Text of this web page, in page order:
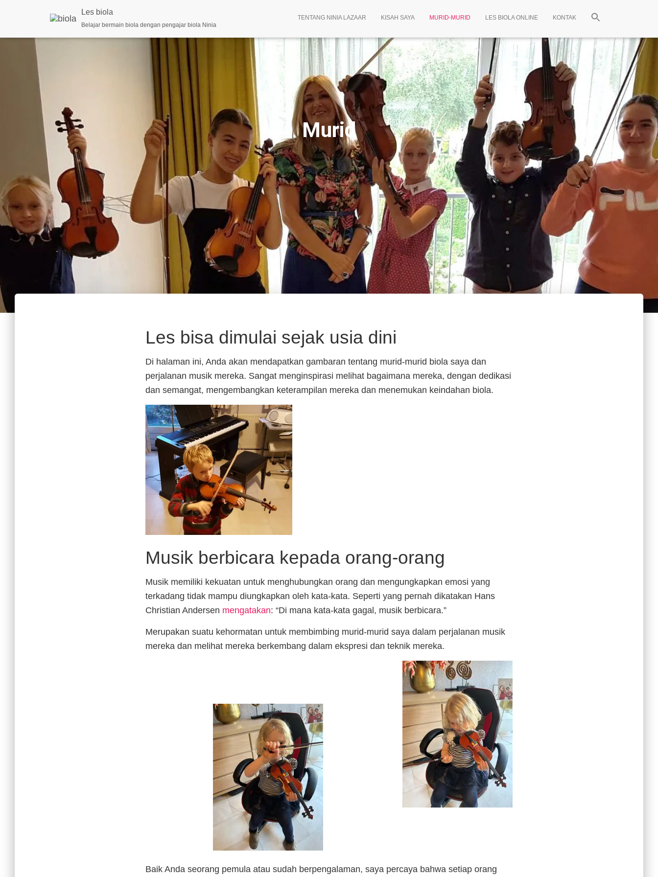
Les biola
Belajar bermain biola dengan pengajar biola Ninia
TENTANG NINIA LAZAAR KISAH SAYA MURID-MURID LES BIOLA ONLINE KONTAK
Murid
Les bisa dimulai sejak usia dini
Di halaman ini, Anda akan mendapatkan gambaran tentang murid-murid biola saya dan
perjalanan musik mereka. Sangat menginspirasi melihat bagaimana mereka, dengan dedikasi
dan semangat, mengembangkan keterampilan mereka dan menemukan keindahan biola.
Musik berbicara kepada orang-orang
Musik memiliki kekuatan untuk menghubungkan orang dan mengungkapkan emosi yang
terkadang tidak mampu diungkapkan oleh kata-kata. Seperti yang pernah dikatakan Hans
Christian Andersen mengatakan: “Di mana kata-kata gagal, musik berbicara.”
Merupakan suatu kehormatan untuk membimbing murid-murid saya dalam perjalanan musik
mereka dan melihat mereka berkembang dalam ekspresi dan teknik mereka.
Baik Anda seorang pemula atau sudah berpengalaman, saya percaya bahwa setiap orang